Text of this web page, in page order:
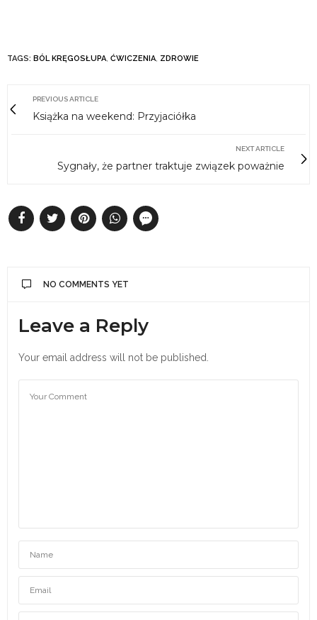
TAGS: BÓL KRĘGOSŁUPA, ĆWICZENIA, ZDROWIE
PREVIOUS ARTICLE
Książka na weekend: Przyjaciółka
NEXT ARTICLE
Sygnały, że partner traktuje związek poważnie
NO COMMENTS YET
Leave a Reply
Your email address will not be published.